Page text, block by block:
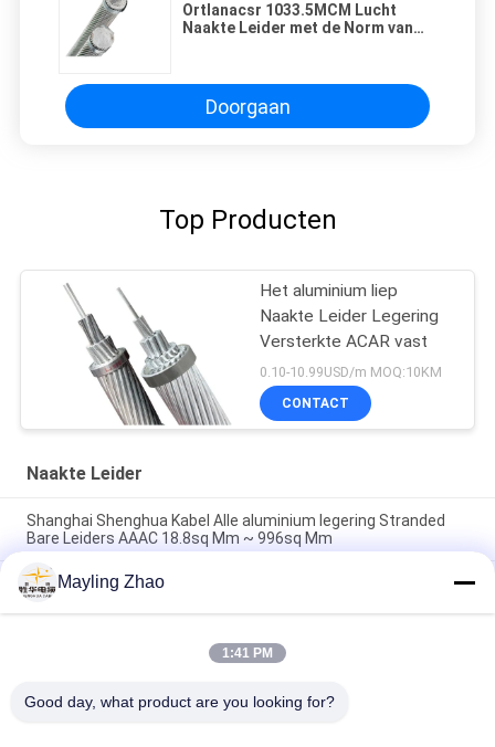
Ortlanacsr 1033.5MCM Lucht
Naakte Leider met de Norm van
Doorgaan
Top Producten
Het aluminium liep
Naakte Leider Legering
Versterkte ACAR vast
0.10-10.99USD/m MOQ:10KM
CONTACT
Naakte Leider
Shanghai Shenghua Kabel Alle aluminium legering Stranded
Bare Leiders AAAC 18.8sq Mm ~ 996sq Mm
Shanghai Shenghua Group Kabel Zinkgecoate staaldraad GSW
Bare Conductor voor stroomtransmissie systeem
Shanghai Shenghua Power Cable Professionele
Bovenleidingen Blankgeleiders, Alle Aluminium Geleider AAC
Mayling Zhao
1:41 PM
Good day, what product are you looking for?